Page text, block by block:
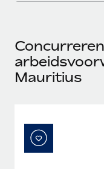
Mauritius